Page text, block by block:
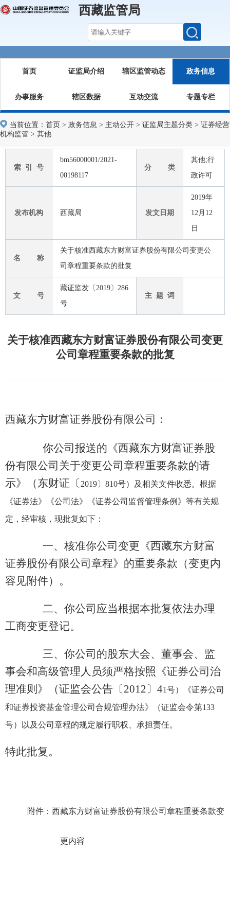
西藏监管局
首页 证监局介绍 辖区监管动态 政务信息
办事服务 辖区数据 互动交流 专题专栏
当前位置： 首页 > 政务信息 > 主动公开 > 证监局主题分类 > 证券经营
机构监管 > 其他
索 引 号
bm56000001/2021-
00198117
分 类
其他;行
政许可
发布机构 西藏局 发文日期
2019年
12月12
日
名 称
关于核准西藏东方财富证券股份有限公司变更公
司章程重要条款的批复
文 号
藏证监发〔2019〕286
号
主 题 词
关于核准西藏东方财富证券股份有限公司变更
公司章程重要条款的批复
西藏东方财富证券股份有限公司：
你公司报送的《西藏东方财富证券股
份有限公司关于变更公司章程重要条款的请
示》（东财证〔 2019〕 810号）及相关文件收悉。根据
《证券法》《公司法》《证券公司监督管理条例》等有关规
定，经审核，现批复如下：
一、核准你公司变更《西藏东方财富
证券股份有限公司章程》的重要条款（变更内
容见附件）。
二、你公司应当根据本批复依法办理
工商变更登记。
三、你公司的股东大会、董事会、监
事会和高级管理人员须严格按照《证券公司治
理准则》（证监会公告〔2012〕41号）《证券公司
和证券投资基金管理公司合规管理办法》（证监会令第133
号）以及公司章程的规定履行职权、承担责任。
特此批复。
附件： 西藏东方财富证券股份有限公司章程重要条款变
更内容